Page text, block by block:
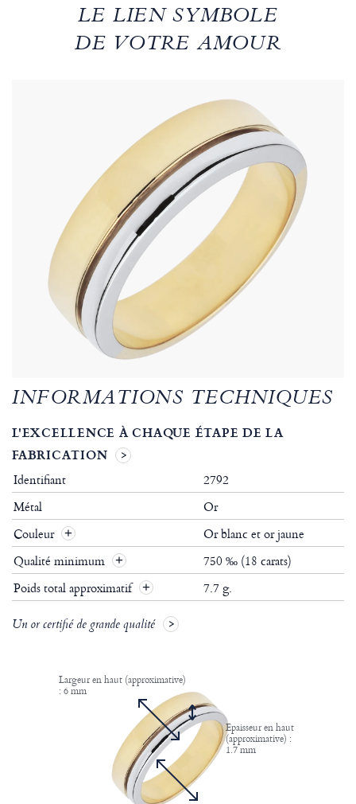
LE LIEN SYMBOLE
DE VOTRE AMOUR
INFORMATIONS TECHNIQUES
L'EXCELLENCE À CHAQUE ÉTAPE DE LA
FABRICATION
Identifiant
2792
Métal
Or
Couleur
Or blanc et or jaune
Qualité minimum
750 ‰ (18 carats)
Poids total approximatif
7.7 g.
Un or certifié de grande qualité
Largeur en haut (approximative)
: 6 mm
Epaisseur en haut
(approximative) :
1.7 mm